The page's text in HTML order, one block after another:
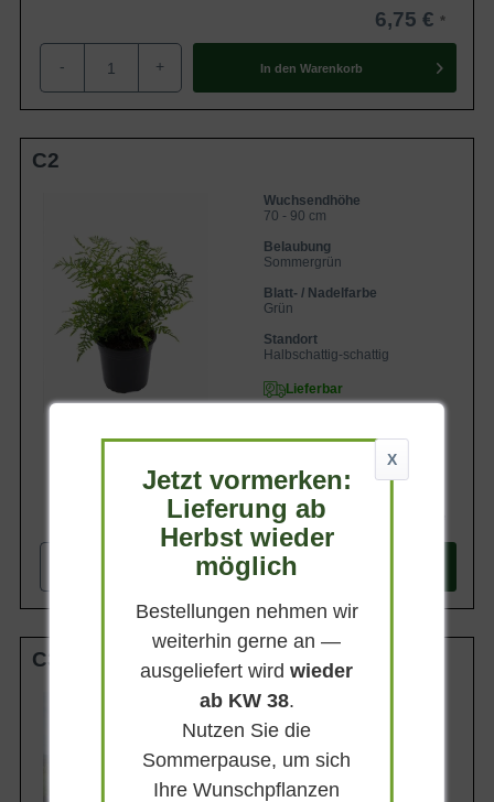
6,75 €
- + In den Warenkorb
C2
Wuchsendhöhe
70 - 90 cm
Belaubung
Sommergrün
Blatt- / Nadelfarbe
Grün
Standort
Halbschattig-schattig
Lieferbar
In den
C3
Wuchsendhöhe
Sommergrün
Blatt- / Nadelfarbe
X
Jetzt vormerken:
Lieferung ab
Herbst wieder
möglich
Bestellungen nehmen wir
weiterhin gerne an —
ausgeliefert wirdwieder
ab KW 38.
Nutzen Sie die
Sommerpause, um sich
Ihre Wunschpflanzen